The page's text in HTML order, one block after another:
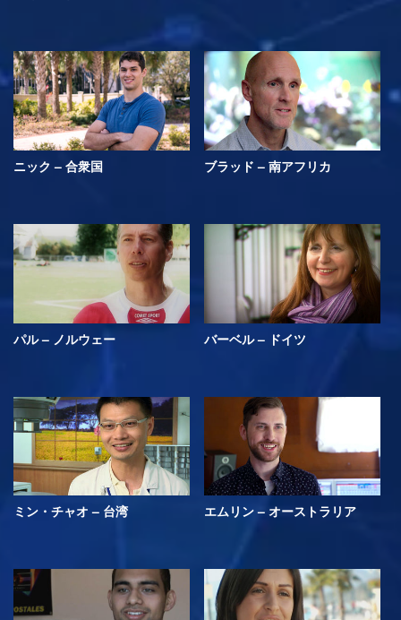
ニック – 合衆国 ブラッド – 南アフリカ
パル – ノルウェー バーベル – ドイツ
ミン・チャオ – 台湾 エムリン – オーストラリア